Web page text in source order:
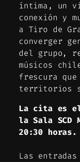
íntima, un
conexión y
a Tiro de
converger
del grupo,
músicos
frescura que
territorios
La cita es
la Sala SCD
20:30 horas.
Las